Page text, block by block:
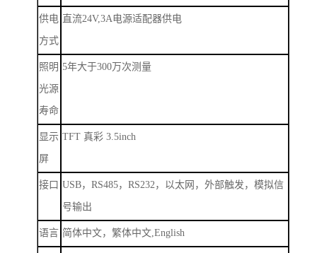
供电
方式
直流24V,3A电源适配器供电
照明
光源
寿命
5年大于300万次测量
显示
屏
TFT真彩3.5inch
接口 USB，RS485，RS232，以太网，外部触发，模拟信
号输出
语言 简体中文，繁体中文,English